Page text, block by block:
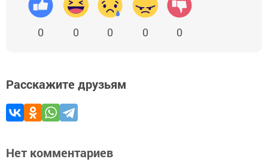
0 0 0 0 0
Расскажите друзьям
Нет комментариев